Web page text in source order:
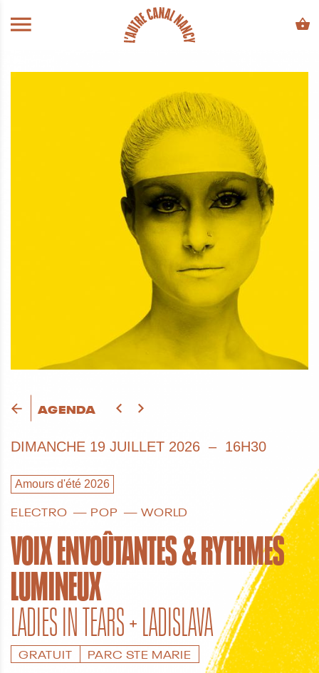
ALLER AU CONTENU PRINCIPAL
AGENDA
DIMANCHE 19 JUILLET 2026 16H30
Amours d'été 2026
ELECTRO POP WORLD
VOIX ENVOÛTANTES & RYTHMES
LUMINEUX
LADIES IN TEARS + LADISLAVA
GRATUIT PARC STE MARIE